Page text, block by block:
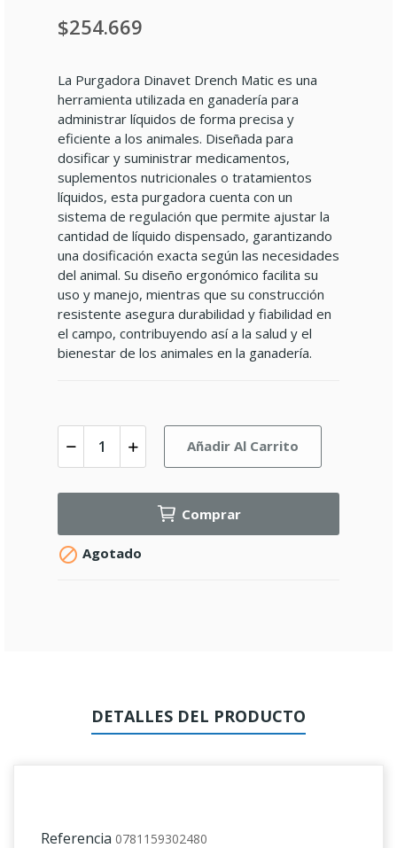
$254.669
La Purgadora Dinavet Drench Matic es una
herramienta utilizada en ganadería para
administrar líquidos de forma precisa y
eficiente a los animales. Diseñada para
dosificar y suministrar medicamentos,
suplementos nutricionales o tratamientos
líquidos, esta purgadora cuenta con un
sistema de regulación que permite ajustar la
cantidad de líquido dispensado, garantizando
una dosificación exacta según las necesidades
del animal. Su diseño ergonómico facilita su
uso y manejo, mientras que su construcción
resistente asegura durabilidad y fiabilidad en
el campo, contribuyendo así a la salud y el
bienestar de los animales en la ganadería.
Añadir Al Carrito
Comprar
 Agotado
DETALLES DEL PRODUCTO
Referencia 0781159302480